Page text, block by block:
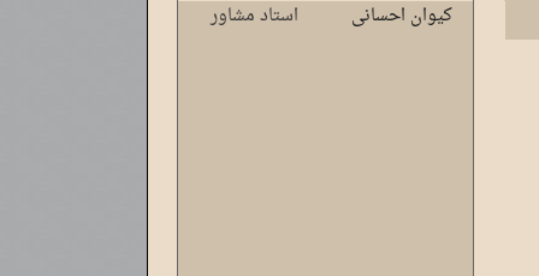
کیوان احسانی استاد مشاور